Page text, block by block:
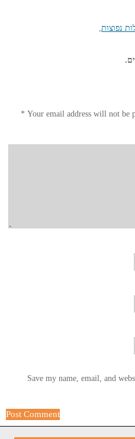
נפוצות,
Your email address will not be
*
Save my name, email, and